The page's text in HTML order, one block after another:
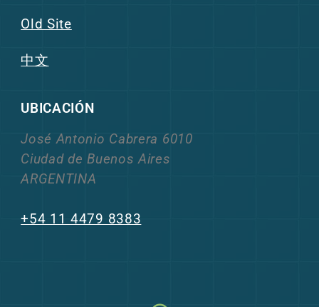
Old Site
中文
UBICACIÓN
José Antonio Cabrera 6010
Ciudad de Buenos Aires
ARGENTINA
+54 11 4479 8383